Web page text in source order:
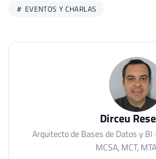
EVENTOS Y CHARLAS
Dirceu
Arquitecto de Bases de Datos y BI
MCSA, MCT,